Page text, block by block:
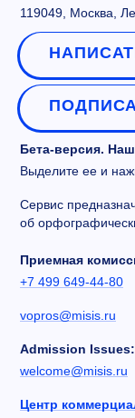
119049, Москва,
Бета-версия.
Выделите ее и
Сервис
об
Приемная
+7 499 649-44-80
vopros@misis.ru
Admission Issues:
welcome@misis.ru
Центр